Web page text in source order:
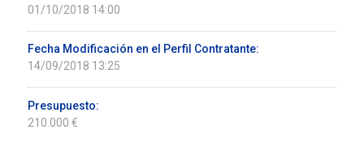
01/10/2018 14:00
Fecha Modificación en el Perfil Contratante:
14/09/2018 13:25
Presupuesto:
210.000 €